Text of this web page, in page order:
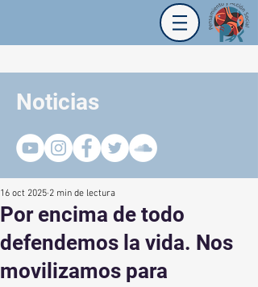
Noticias
Por encima de todo
defendemos la vida. Nos
movilizamos para
16 oct 2025 2 min de lectura